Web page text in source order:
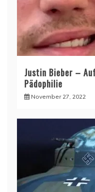
Justin Bieber –
Pädophilie
November 27, 2022